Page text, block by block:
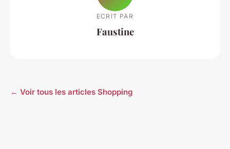
ECRIT PAR
Faustine
← Voir tous les articles Shopping